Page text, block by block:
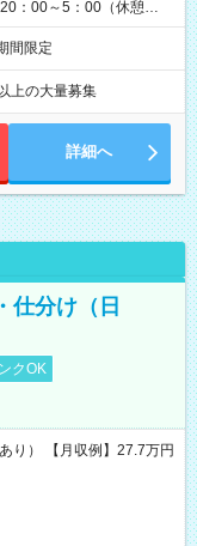
：00～5：00（休憩
合があります。
間限定
上の大量募集
詳細へ
仕分け（日
クOK
り） 【月収例】27.7万円